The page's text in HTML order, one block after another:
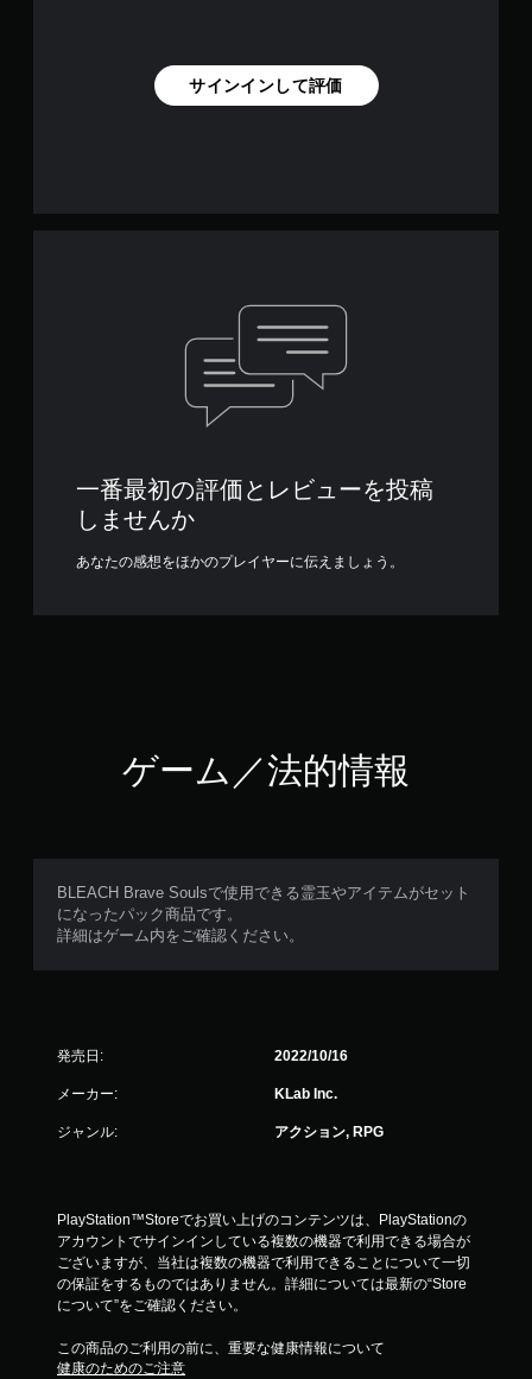
サインインして評価
一番最初の評価とレビューを投稿
しませんか
あなたの感想をほかのプレイヤーに伝えましょう。
ゲーム／法的情報
BLEACH Brave Soulsで使用できる霊玉やアイテムがセット
になったパック商品です。
詳細はゲーム内をご確認ください。
発売日: 2022/10/16
メーカー: KLab Inc.
ジャンル: アクション, RPG
PlayStation™Storeでお買い上げのコンテンツは、PlayStationの
アカウントでサインインしている複数の機器で利用できる場合が
ございますが、当社は複数の機器で利用できることについて一切
の保証をするものではありません。詳細については最新の“Store
について”をご確認ください。
この商品のご利用の前に、重要な健康情報について
健康のためのご注意